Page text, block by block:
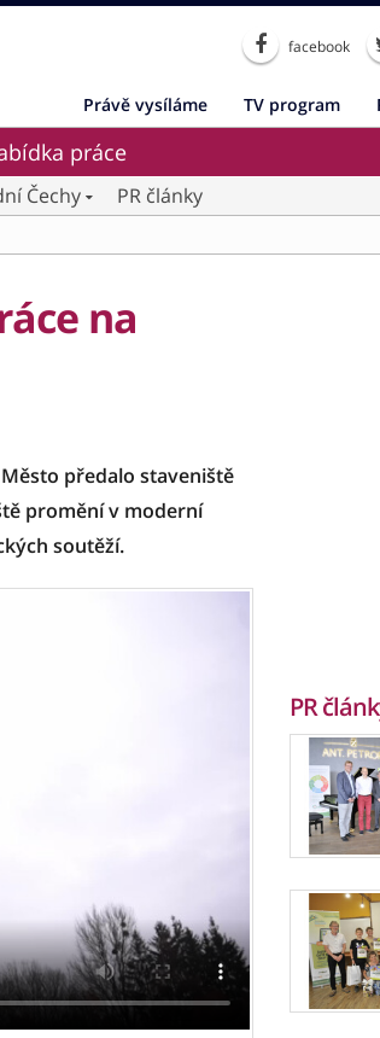
facebook
Právě vysíláme TV program
práce
Čechy PR články
na
předalo staveniště
promění v moderní
soutěží.
PR